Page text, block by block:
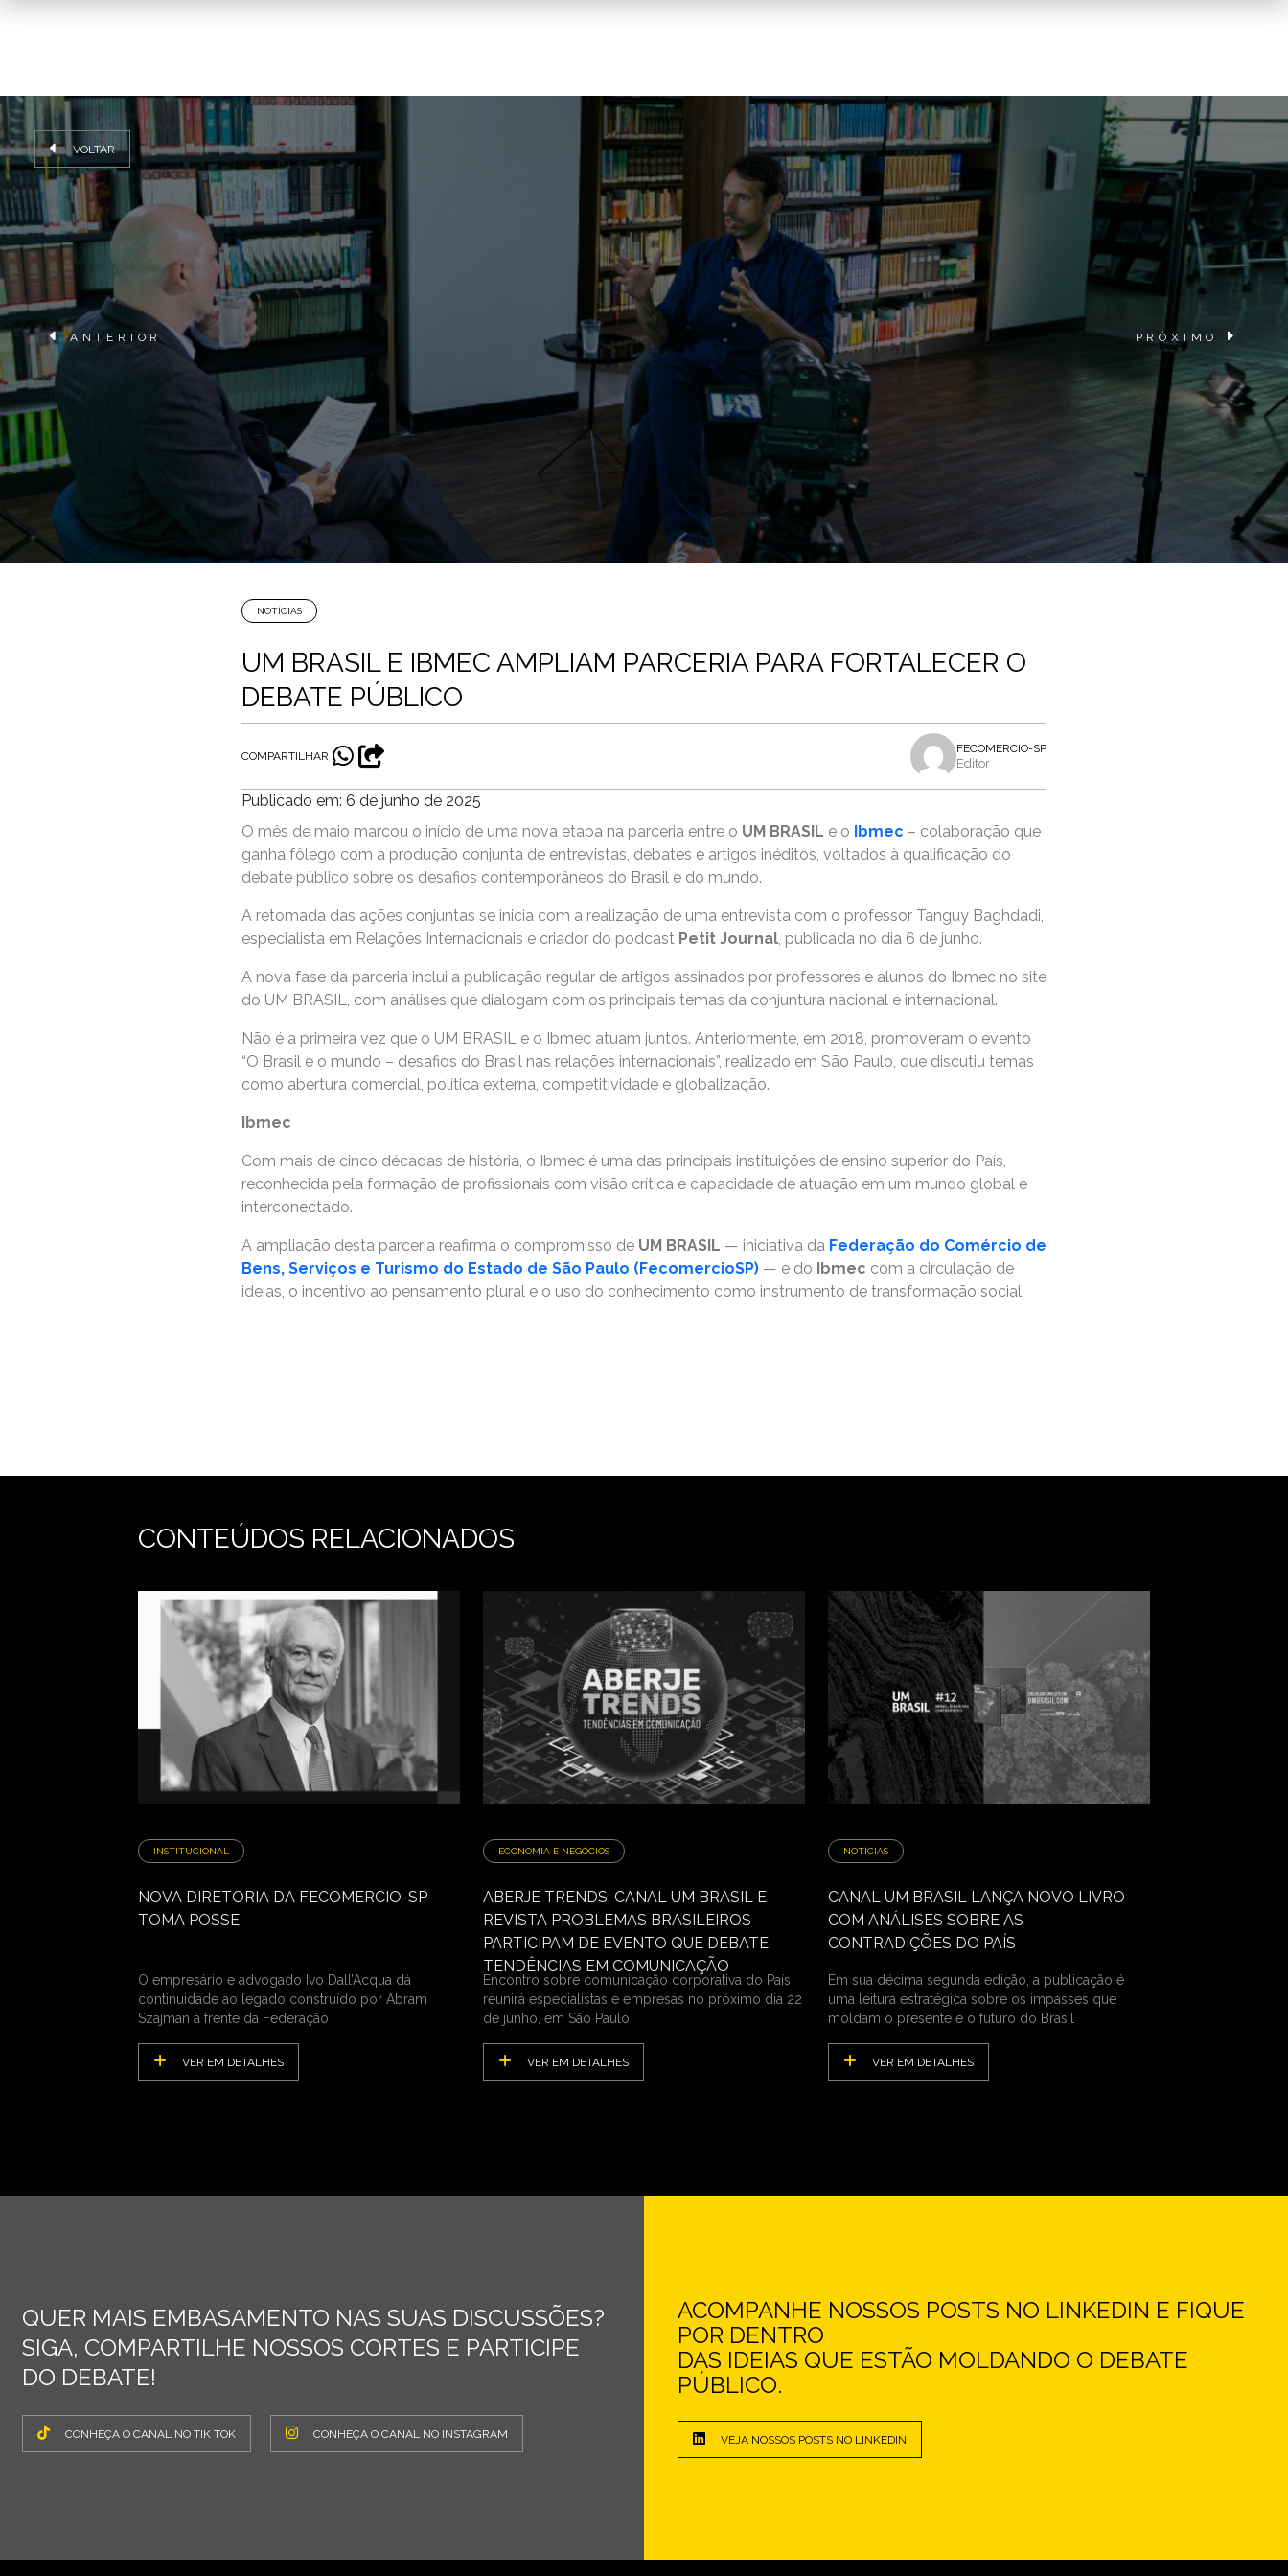
VOLTAR
ANTERIOR PRÓXIMO
NOTÍCIAS
UM BRASIL E IBMEC AMPLIAM PARCERIA PARA FORTALECER O
DEBATE PÚBLICO
COMPARTILHAR
FECOMERCIO-SP
Editor
Publicado em: 6 de junho de 2025
O mês de maio marcou o início de uma nova etapa na parceria entre o UM BRASIL e o Ibmec – colaboração que
ganha fôlego com a produção conjunta de entrevistas, debates e artigos inéditos, voltados à qualificação do
debate público sobre os desafios contemporâneos do Brasil e do mundo.
A retomada das ações conjuntas se inicia com a realização de uma entrevista com o professor Tanguy Baghdadi,
especialista em Relações Internacionais e criador do podcast Petit Journal, publicada no dia 6 de junho.
A nova fase da parceria inclui a publicação regular de artigos assinados por professores e alunos do Ibmec no site
do UM BRASIL, com análises que dialogam com os principais temas da conjuntura nacional e internacional.
Não é a primeira vez que o UM BRASIL e o Ibmec atuam juntos. Anteriormente, em 2018, promoveram o evento
“O Brasil e o mundo – desafios do Brasil nas relações internacionais”, realizado em São Paulo, que discutiu temas
como abertura comercial, política externa, competitividade e globalização.
Ibmec
Com mais de cinco décadas de história, o Ibmec é uma das principais instituições de ensino superior do País,
reconhecida pela formação de profissionais com visão crítica e capacidade de atuação em um mundo global e
interconectado.
A ampliação desta parceria reafirma o compromisso de UM BRASIL — iniciativa da Federação do Comércio de
Bens, Serviços e Turismo do Estado de São Paulo (FecomercioSP) — e do Ibmec com a circulação de
ideias, o incentivo ao pensamento plural e o uso do conhecimento como instrumento de transformação social.
CONTEÚDOS RELACIONADOS
INSTITUCIONAL
NOVA DIRETORIA DA FECOMERCIO-SP
TOMA POSSE
O empresário e advogado Ivo Dall’Acqua dá
continuidade ao legado construído por Abram
Szajman à frente da Federação
VER EM DETALHES
ECONOMIA E NEGÓCIOS
ABERJE TRENDS: CANAL UM BRASIL E
REVISTA PROBLEMAS BRASILEIROS
PARTICIPAM DE EVENTO QUE DEBATE
TENDÊNCIAS EM COMUNICAÇÃO
Encontro sobre comunicação corporativa do País
reunirá especialistas e empresas no próximo dia 22
de junho, em São Paulo
VER EM DETALHES
NOTÍCIAS
CANAL UM BRASIL LANÇA NOVO LIVRO
COM ANÁLISES SOBRE AS
CONTRADIÇÕES DO PAÍS
Em sua décima segunda edição, a publicação é
uma leitura estratégica sobre os impasses que
moldam o presente e o futuro do Brasil
VER EM DETALHES
QUER MAIS EMBASAMENTO NAS SUAS DISCUSSÕES?
SIGA, COMPARTILHE NOSSOS CORTES E PARTICIPE
DO DEBATE!
CONHEÇA O CANAL NO TIK TOK CONHEÇA O CANAL NO INSTAGRAM
ACOMPANHE NOSSOS POSTS NO LINKEDIN E FIQUE
POR DENTRO
DAS IDEIAS QUE ESTÃO MOLDANDO O DEBATE
PÚBLICO.
VEJA NOSSOS POSTS NO LINKEDIN